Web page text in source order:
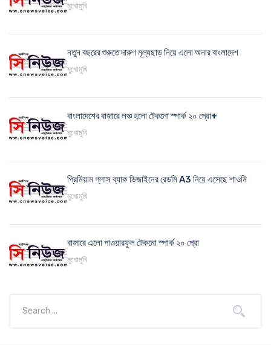
মুখোমুখি
নতুন বছরের শুরুতে দারুণ মূল্যছাড় নিয়ে এলো অনার বাংলাদেশ
মুখোমুখি
বাংলাদেশের বাজারে লঞ্চ হলো টেকনো স্পার্ক ২০ প্রো+
মুখোমুখি
প্রিমিয়াম গ্লাস ব্যাক ডিজাইনের রেডমি A3 নিয়ে এসেছে শাওমি
মুখোমুখি
বাজারে এলো পাওয়ারফুল টেকনো স্পার্ক ২০ প্রো
মুখোমুখি